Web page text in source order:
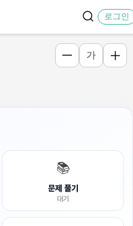
로그인
가
📚
문제 풀기
대기